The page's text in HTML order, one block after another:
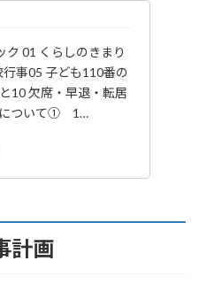
01 くらしのきまり
事05 子ども110番の
10 欠席・早退・転居
について① 1…
計画